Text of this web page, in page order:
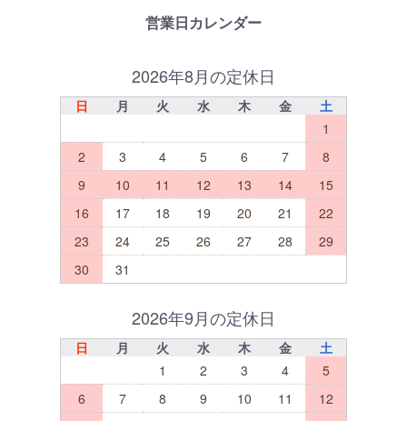
営業日カレンダー
2026年8月の定休日
日 月 火 水 木 金
土
1
2
3 4 5 6 7
8
9
10 11 12 13 14
15
16
17 18 19 20 21
22
23
24 25 26 27 28
29
30
31
2026年9月の定休日
日 月 火 水 木 金
土
1
2 3 4
5
6
7 8 9 10 11
12